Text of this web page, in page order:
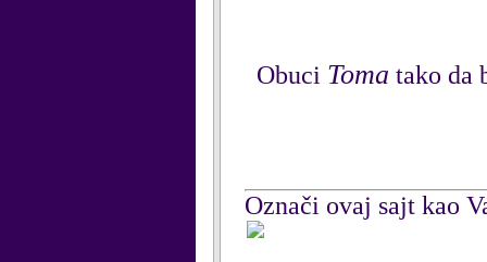
Obuci Toma tako da
Označi ovaj sajt kao